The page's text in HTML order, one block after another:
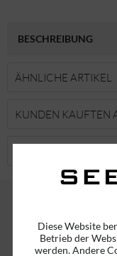
BESCHREIBUNG
ÄHNLICHE ARTIKEL
KUNDEN KAUFTEN
ERHALTEN SIE
Diese Website
Betrieb der
werden. Andere